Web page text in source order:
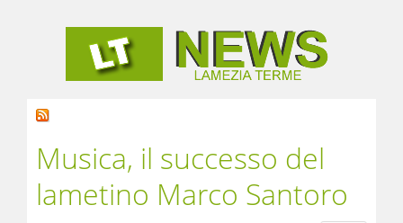
Musica, il successo del
lametino Marco Santoro